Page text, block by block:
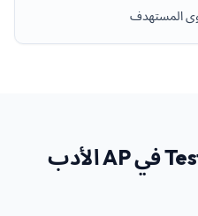
المستهدف
منهج Test Prep Istanbul في AP الأدب